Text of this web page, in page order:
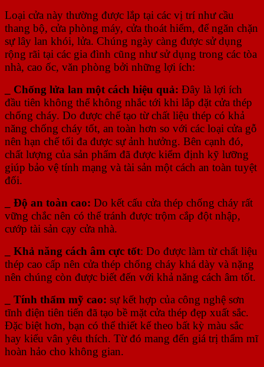
Loại cửa này thường được lắp tại các vị trí như cầu
thang bộ, cửa phòng máy, cửa thoát hiểm, để ngăn chặn
sự lây lan khói, lửa. Chúng ngày càng được sử dụng
rộng rãi tại các gia đình cũng như sử dụng trong các tòa
nhà, cao ốc, văn phòng bởi những lợi ích:
Chống lửa lan một cách hiệu quả: Đây là lợi ích
đầu tiên không thể không nhắc tới khi lắp đặt cửa thép
chống cháy. Do được chế tạo từ chất liệu thép có khả
năng chống cháy tốt, an toàn hơn so với các loại cửa gỗ
nên hạn chế tối đa được sự ảnh hưởng. Bên cạnh đó,
chất lượng của sản phẩm đã được kiểm định kỹ lưỡng
giúp bảo vệ tính mạng và tài sản một cách an toàn tuyệt
đối.
_ Độ an toàn cao: Do kết cấu cửa thép chống cháy rất
vững chắc nên có thể tránh được trộm cắp đột nhập,
cướp tài sản cạy cửa nhà.
_ Khả năng cách âm cực tốt: Do được làm từ chất liệu
thép cao cấp nên cửa thép chống cháy khá dày và nặng
nên chúng còn được biết đến với khả năng cách âm tốt.
_ Tính thẩm mỹ cao: sự kết hợp của công nghệ sơn
tĩnh điện tiên tiến đã tạo bề mặt cửa thép đẹp xuất sắc.
Đặc biệt hơn, bạn có thể thiết kế theo bất kỳ màu sắc
hay kiểu vân yêu thích. Từ đó mang đến giá trị thẩm mĩ
hoàn hảo cho không gian.